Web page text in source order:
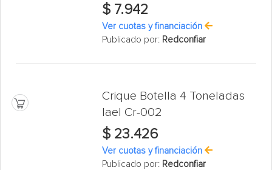
$ 7.942
Ver cuotas y financiación
Publicado por: Redconfiar
Crique Botella 4 Toneladas
Iael Cr-002
$ 23.426
Ver cuotas y financiación
Publicado por: Redconfiar